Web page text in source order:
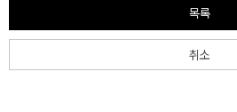
목록
취소